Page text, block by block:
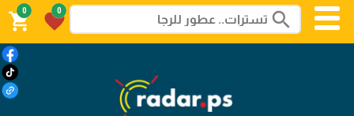
search
0
favorite
0
shopping_cart